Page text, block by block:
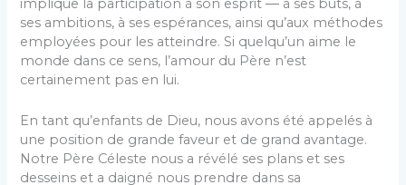
implique la participation à son esprit ― à ses buts, à
ses ambitions, à ses espérances, ainsi qu’aux méthodes
employées pour les atteindre. Si quelqu’un aime le
monde dans ce sens, l’amour du Père n’est
certainement pas en lui.
En tant qu’enfants de Dieu, nous avons été appelés à
une position de grande faveur et de grand avantage.
Notre Père Céleste nous a révélé ses plans et ses
desseins et a daigné nous prendre dans sa